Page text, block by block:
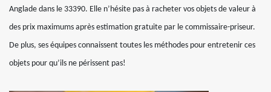
Anglade dans le 33390. Elle n’hésite pas à racheter vos objets de valeur à
des prix maximums après estimation gratuite par le commissaire-priseur.
De plus, ses équipes connaissent toutes les méthodes pour entretenir ces
objets pour qu’ils ne périssent pas!